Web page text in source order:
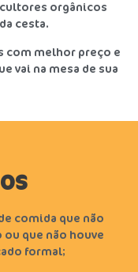
orgânicos
cesta.
com melhor preço e
vai na mesa de sua
comida que não
ou que não houve
formal;